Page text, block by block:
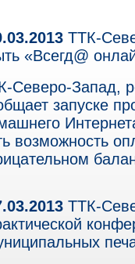
ТТК-
«Всегд@
Северо-Запад,
запуске
возможность
ТТК-